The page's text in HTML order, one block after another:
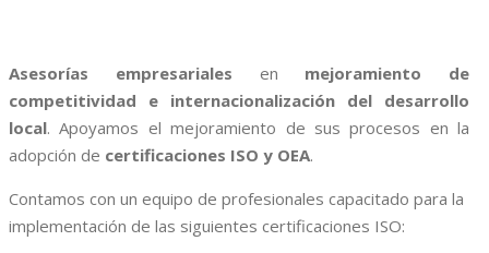
Asesorías empresariales en mejoramiento de
competitividad e internacionalización del desarrollo
local. Apoyamos el mejoramiento de sus procesos en la
adopción de certificaciones ISO y OEA.
Contamos con un equipo de profesionales capacitado para la
implementación de las siguientes certificaciones ISO: